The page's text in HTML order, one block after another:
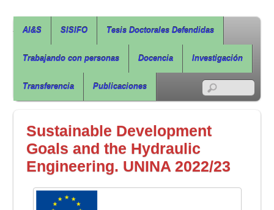
Agua, Ingeniería & Sostenibilidad
RSS
AI&S SISIFO Tesis Doctorales Defendidas
Trabajando con personas Docencia Investigación
Transferencia Publicaciones
Sustainable Development
Goals and the Hydraulic
Engineering. UNINA 2022/23